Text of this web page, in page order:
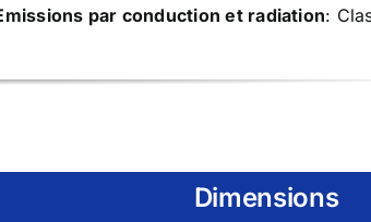
par conduction et radiation:
Dimensions